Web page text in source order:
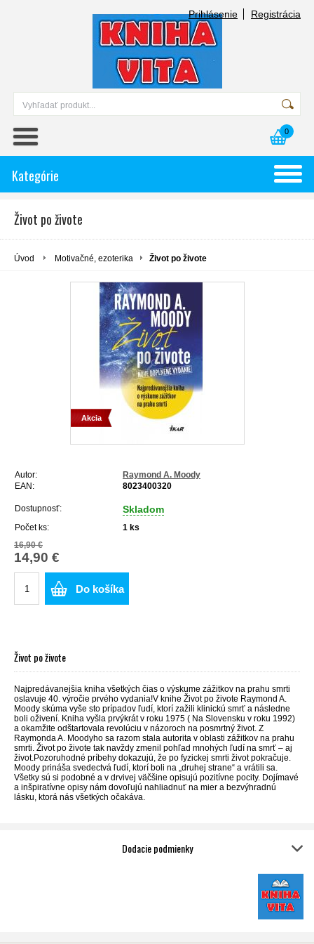
Prihlásenie Registrácia
0
Kategórie
Život po živote
Úvod Motivačné, ezoterika Život po živote
Akcia
Autor:
Raymond A. Moody
EAN:
8023400320
Dostupnosť: Skladom
Počet ks: 1 ks
16,90 €
14,90 €
Do košíka
Život po živote
Najpredávanejšia kniha všetkých čias o výskume zážitkov na prahu smrti
oslavuje 40. výročie prvého vydania!V knihe Život po živote Raymond A.
Moody skúma vyše sto prípadov ľudí, ktorí zažili klinickú smrť a následne
boli oživení. Kniha vyšla prvýkrát v roku 1975 ( Na Slovensku v roku 1992)
a okamžite odštartovala revolúciu v názoroch na posmrtný život. Z
Raymonda A. Moodyho sa razom stala autorita v oblasti zážitkov na prahu
smrti. Život po živote tak navždy zmenil pohľad mnohých ľudí na smrť – aj
život.Pozoruhodné príbehy dokazujú, že po fyzickej smrti život pokračuje.
Moody prináša svedectvá ľudí, ktorí boli na „druhej strane“ a vrátili sa.
Všetky sú si podobné a v drvivej väčšine opisujú pozitívne pocity. Dojímavé
a inšpiratívne opisy nám dovoľujú nahliadnuť na mier a bezvýhradnú
lásku, ktorá nás všetkých očakáva.
Dodacie podmienky